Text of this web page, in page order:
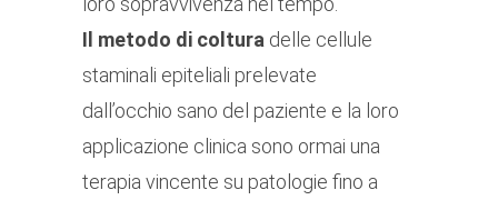
Il metodo di coltura delle cellule
staminali epiteliali prelevate
dall’occhio sano del paziente e la loro
applicazione clinica sono ormai una
terapia vincente su patologie fino a